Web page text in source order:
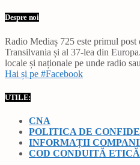
Despre noi
Radio Mediaș 725 este primul post
Transilvania și al 37-lea din
locale și naționale pe unde radio
Hai și pe #Facebook
UTILE:
CNA
POLITICA DE
INFORMAȚII
COD CONDUITĂ ETICĂ